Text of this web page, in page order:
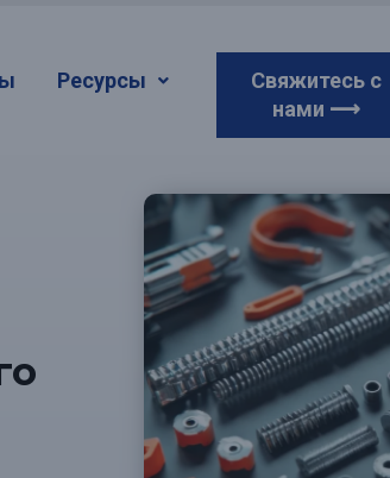
Ресурсы
Свяжитесь с
нами ⟶